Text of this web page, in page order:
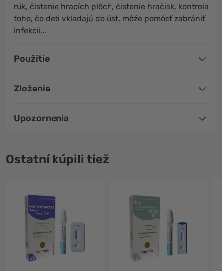
rúk, čistenie hracích plôch, čistenie hračiek, kontrola
toho, čo deti vkladajú do úst, môže pomôcť zabrániť
infekcii...
Použitie
Zloženie
Upozornenia
Ostatní kúpili tiež